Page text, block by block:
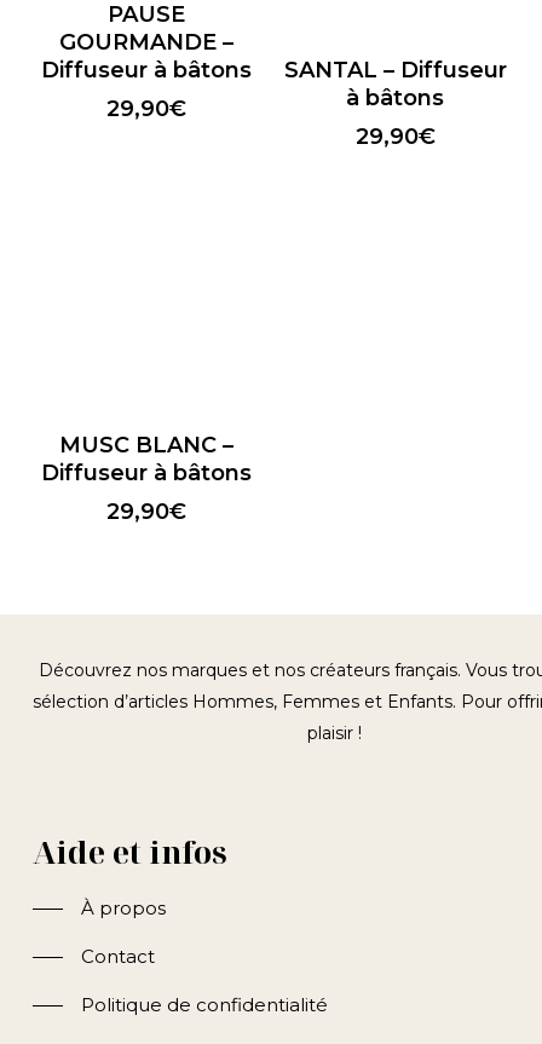
PAUSE
GOURMANDE –
Diffuseur à bâtons
29,90€
SANTAL – Diffuseur
à bâtons
29,90€
MUSC BLANC –
Diffuseur à bâtons
29,90€
Découvrez nos marques et nos créateurs français. Vous
sélection d’articles Hommes, Femmes et Enfants. Pour
plaisir !
Aide et infos
À propos
Contact
Politique de confidentialité